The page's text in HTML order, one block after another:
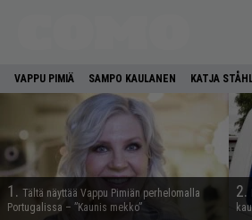
VAPPU PIMIÄ SAMPO KAULANEN KATJA
1. Tältä näyttää Vappu Pimiän perhelomalla
Portugalissa – ”Kaunis mekko”
2.